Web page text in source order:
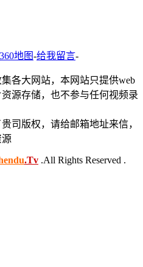
360地图-给我留言-
各大网站，本网站只提供web
源存储，也不参与任何视频录
司版权，请给邮箱地址来信，
.Tv .All Rights Reserved .